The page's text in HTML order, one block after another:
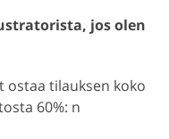
jos olen
ostaa tilauksen koko
60%: n